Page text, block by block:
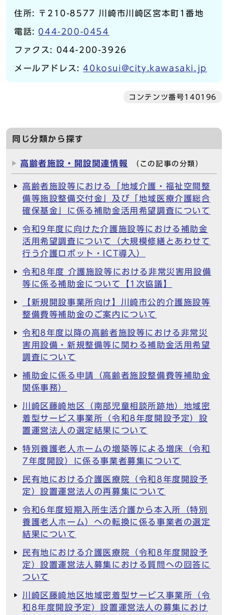
住所: 〒210-8577 川崎市川崎区宮本町1番地
電話: 044-200-0454
ファクス: 044-200-3926
メールアドレス:40kosui@city.kawasaki.jp
コンテンツ番号140196
同じ分類から探す
高齢者施設・開設関連情報 （この記事の分類）
高齢者施設等における「地域介護・福祉空間整
備等施設整備交付金」及び「地域医療介護総合
確保基金」に係る補助金活用希望調査について
令和9年度に向けた介護施設等における補助金
活用希望調査について（大規模修繕とあわせて
行う介護ロボット・ICT導入）
令和8年度 介護施設等における非常災害用設備
等に係る補助金について【1次協議】
【新規開設事業所向け】川崎市公的介護施設等
整備費等補助金のご案内について
令和8年度以降の高齢者施設等における非常災
害用設備・新規整備等に関わる補助金活用希望
調査について
補助金に係る申請（高齢者施設整備費等補助金
関係事務）
川崎区藤崎地区（南部児童相談所跡地）地域密
着型サービス事業所（令和8年度開設予定）設
置運営法人の選定結果について
特別養護老人ホームの増築等による増床（令和
7年度開設）に係る事業者募集について
民有地における介護医療院（令和8年度開設予
定）設置運営法人の再募集について
令和6年度短期入所生活介護から本入所（特別
養護老人ホーム）への転換に係る事業者の選定
結果について
民有地における介護医療院（令和8年度開設予
定）設置運営法人募集における質問への回答に
ついて
川崎区藤崎地区地域密着型サービス事業所（令
和8年度開設予定）設置運営法人の募集におけ